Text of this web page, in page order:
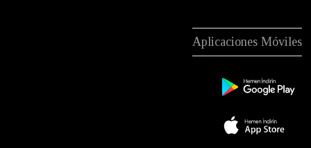
Aplicaciones Móviles